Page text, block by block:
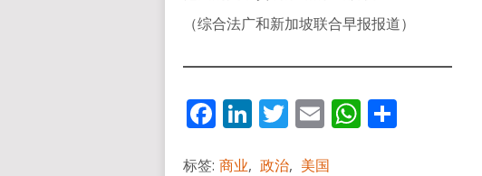
（综合法广和新加坡联合早报报道）
Facebook
LinkedIn
Twitter
EmailWhatsApp
标签: 商业, 政治, 美国